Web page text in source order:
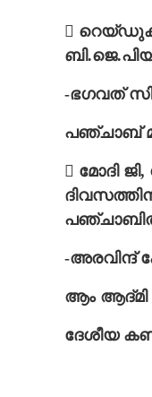

-ഭഗവത്
പഞ്ചാബ്
 മോദി
-അരവിന്ദ്
ആം ആദ്മി
ദേശീയ